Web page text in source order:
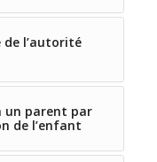
de l’autorité
un parent par
de l’enfant